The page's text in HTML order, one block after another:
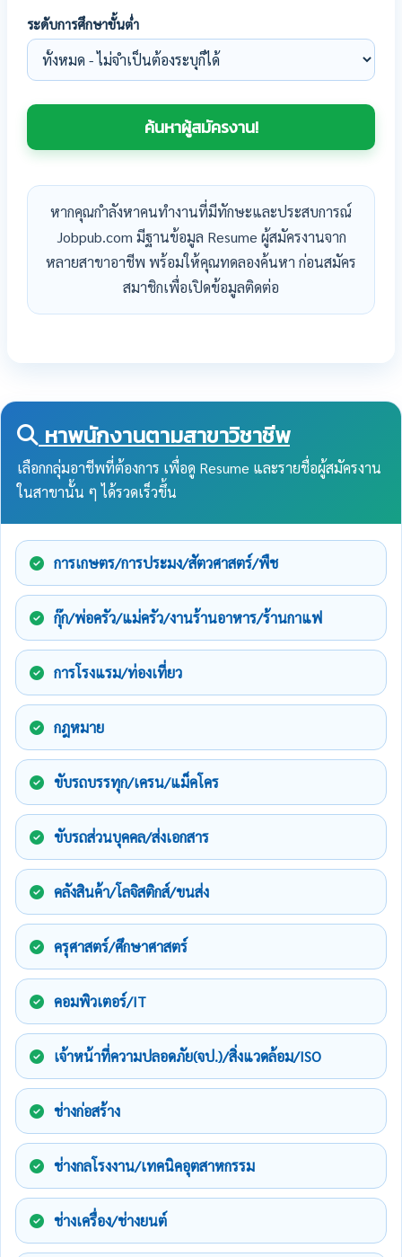
ระดับการศึกษาขั้นต่ำ
หากคุณกำลังหาคนทำงานที่มีทักษะและประสบการณ์
Jobpub.com มีฐานข้อมูล Resume ผู้สมัครงานจาก
หลายสาขาอาชีพ พร้อมให้คุณทดลองค้นหา ก่อนสมัคร
สมาชิกเพื่อเปิดข้อมูลติดต่อ
หาพนักงานตามสาขาวิชาชีพ
เลือกกลุ่มอาชีพที่ต้องการ เพื่อดู Resume และรายชื่อผู้สมัครงาน
ในสาขานั้น ๆ ได้รวดเร็วขึ้น
การเกษตร/การประมง/สัตวศาสตร์/พืช
กุ๊ก/พ่อครัว/แม่ครัว/งานร้านอาหาร/ร้านกาแฟ
การโรงแรม/ท่องเที่ยว
กฎหมาย
ขับรถบรรทุก/เครน/แม็คโคร
ขับรถส่วนบุคคล/ส่งเอกสาร
คลังสินค้า/โลจิสติกส์/ขนส่ง
ครุศาสตร์/ศึกษาศาสตร์
คอมพิวเตอร์/IT
เจ้าหน้าที่ความปลอดภัย(จป.)/สิ่งแวดล้อม/ISO
ช่างก่อสร้าง
ช่างกลโรงงาน/เทคนิคอุตสาหกรรม
ช่างเครื่อง/ช่างยนต์